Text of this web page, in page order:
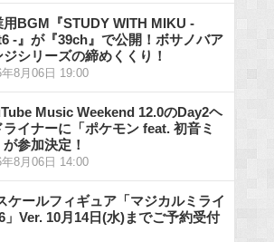
用BGM『STUDY WITH MIKU -
-』が『39ch』で公開！ボサノバア
ジシリーズの締めくくり！
年8月06日 19:00
Music Weekend 12.0のDay2ヘ
ライナーに「ポケモン feat. 初音ミ
が参加決定！
年8月06日 14:00
ケールフィギュア「マジカルミライ
」Ver. 10月14日(水)までご予約受付